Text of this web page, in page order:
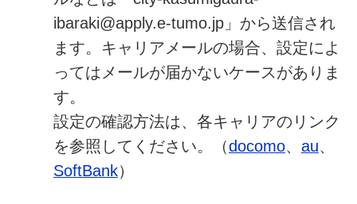
ibaraki@apply.e-tumo.jp」から送信され
ます。キャリアメールの場合、設定によ
ってはメールが届かないケースがありま
す。
設定の確認方法は、各キャリアのリンク
を参照してください。（docomo、 au、
SoftBank）